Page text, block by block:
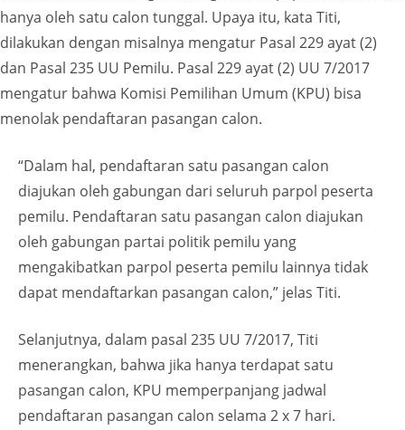
hanya oleh satu calon tunggal. Upaya itu, kata Titi,
dilakukan dengan misalnya mengatur Pasal 229 ayat (2)
dan Pasal 235 UU Pemilu. Pasal 229 ayat (2) UU 7/2017
mengatur bahwa Komisi Pemilihan Umum (KPU) bisa
menolak pendaftaran pasangan calon.
“Dalam hal, pendaftaran satu pasangan calon
diajukan oleh gabungan dari seluruh parpol peserta
pemilu. Pendaftaran satu pasangan calon diajukan
oleh gabungan partai politik pemilu yang
mengakibatkan parpol peserta pemilu lainnya tidak
dapat mendaftarkan pasangan calon,” jelas Titi.
Selanjutnya, dalam pasal 235 UU 7/2017, Titi
menerangkan, bahwa jika hanya terdapat satu
pasangan calon, KPU memperpanjang jadwal
pendaftaran pasangan calon selama 2 x 7 hari.